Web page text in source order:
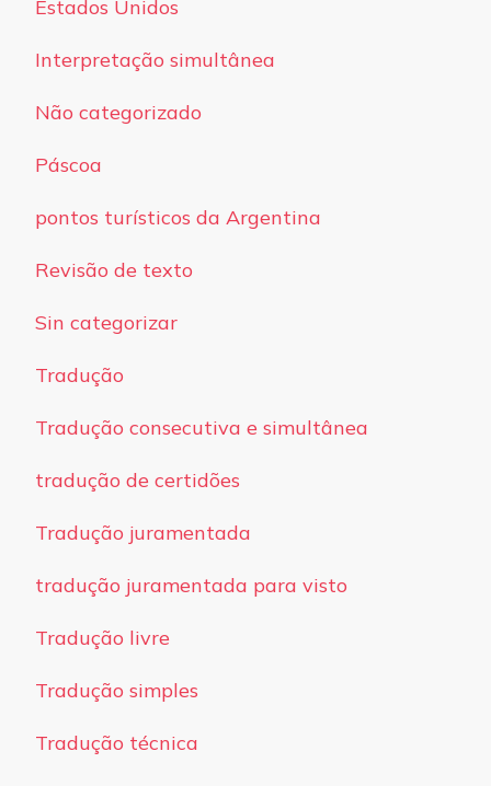
Estados Unidos
Interpretação simultânea
Não categorizado
Páscoa
pontos turísticos da Argentina
Revisão de texto
Sin categorizar
Tradução
Tradução consecutiva e simultânea
tradução de certidões
Tradução juramentada
tradução juramentada para visto
Tradução livre
Tradução simples
Tradução técnica